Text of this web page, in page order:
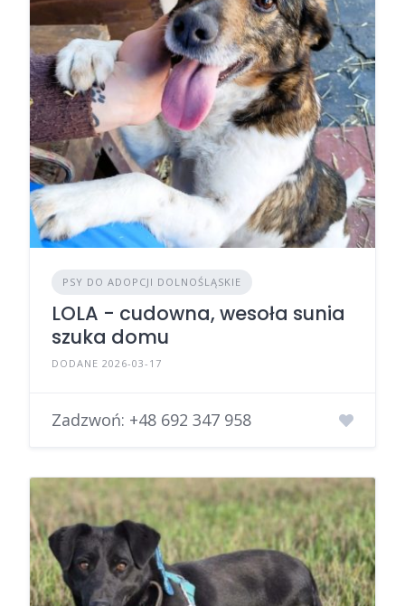
PSY DO ADOPCJI DOLNOŚLĄSKIE
LOLA - cudowna, wesoła sunia
szuka domu
DODANE 2026-03-17
Zadzwoń: +48 692 347 958